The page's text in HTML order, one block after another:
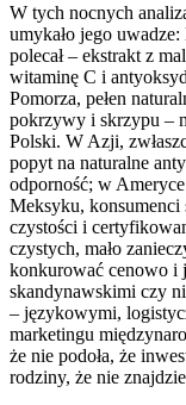
W tych nocnych
umykało jego
polecał – ekstrakt z
witaminę C i
Pomorza, pełen
pokrzywy i skrzypu –
Polski. W Azji,
popyt na naturalne
odporność; w
Meksyku,
czystości i
czystych, mało
konkurować cenowo i
skandynawskimi czy
– językowymi,
marketingu
że nie podoła, że
rodziny, że nie